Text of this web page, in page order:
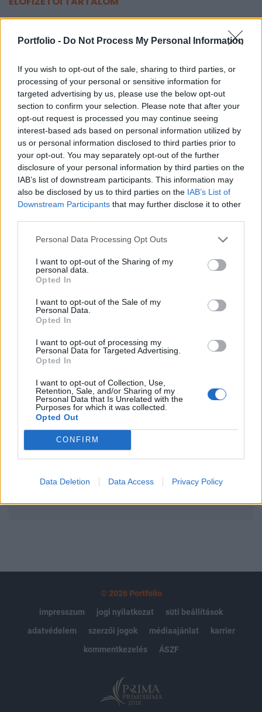
Portfolio - Do Not Process My Personal Information
If you wish to opt-out of the sale, sharing to third parties, or
processing of your personal or sensitive information for
targeted advertising by us, please use the below opt-out
section to confirm your selection. Please note that after your
opt-out request is processed you may continue seeing
interest-based ads based on personal information utilized by
us or personal information disclosed to third parties prior to
your opt-out. You may separately opt-out of the further
disclosure of your personal information by third parties on the
IAB’s list of downstream participants. This information may
also be disclosed by us to third parties on the IAB’s List of
Downstream Participants that may further disclose it to other
Personal Data Processing Opt Outs
I want to opt-out of the Sharing of my
personal data.
Opted In
I want to opt-out of the Sale of my
Personal Data.
Opted In
I want to opt-out of processing my
Personal Data for Targeted Advertising.
Opted In
I want to opt-out of Collection, Use,
Retention, Sale, and/or Sharing of my
Personal Data that Is Unrelated with the
Purposes for which it was collected.
Opted Out
CONFIRM
Data Deletion Data Access Privacy Policy
jelentett be Kína
2022. április 21. 13:19
Azzal, hogy egyre nagyobb terhet ró az államra az
öregedő társadalom és a nyugdíjak fedezete, a
kínai kormány új nyugdíjreformot jelentett be –
számol be a hírről a Reuters.
Lényegében a magánnyugdíjrendszer pillérét vezeti be Kína
azzal, hogy a kínai munkavállalók ezentúl nagyobb
összegekkel is kiegészíthetik a nyugdíjszámlákon lévő
megtakarításaikat. A döntés értelmében a munkavállalók
járulhatnak hozzá nyugdíjalapjukhoz az új rendszer
keretében, amelyet egyéves kísérleti jelleggel...
KEDVES OLVASÓNK!
tartozik, melynek olvasása előfizetéses
regisztrációhoz kötött.
Az előfizetés a következőket tartalmazza:
Portfolio.hu teljes cikkarchívum
Kötéslisták: BÉT elmúlt 2 év napon belüli
kötéslistái
Előfizetés
MÁR ELŐFIZETŐNK VAGY?BEJELENTKEZÉS
© 2026 Portfolio
impresszum
jogi nyilatkozat
süti beállítások
adatvédelem
szerzői jogok médiaajánlat
karrier
kommentkezelés
ÁSZF